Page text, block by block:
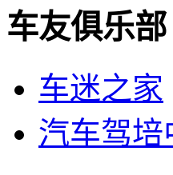
车友俱乐部
车迷之家
汽车驾培